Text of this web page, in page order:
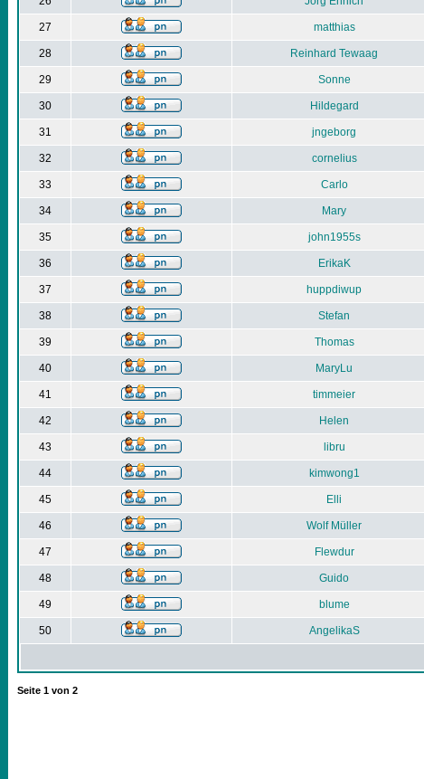
27 matthias
28 Reinhard Tewaag
29 Sonne
30 Hildegard
31 jngeborg
32 cornelius
33 Carlo
34 Mary
35 john1955s
36 ErikaK
37 huppdiwup
38 Stefan
39 Thomas
40 MaryLu
41 timmeier
42 Helen
43 libru
44 kimwong1
45 Elli
46 Wolf Müller
47 Flewdur
48 Guido
49 blume
50 AngelikaS
Seite 1 von 2